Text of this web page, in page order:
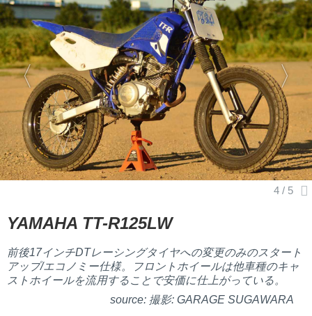
YAMAHA TT-R125LW
前後17インチDTレーシングタイヤへの変更のみのスタート
アップ/エコノミー仕様。フロントホイールは他車種のキャ
ストホイールを流用することで安価に仕上がっている。
撮影: GARAGE SUGAWARA